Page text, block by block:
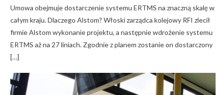
Umowa obejmuje dostarczenie systemu ERTMS na znaczną skalę w
całym kraju. Dlaczego Alstom? Włoski zarządca kolejowy RFI zlecił
firmie Alstom wykonanie projektu, a następnie wdrożenie systemu
ERTMS aż na 27 liniach. Zgodnie z planem zostanie on dostarczony
[…]